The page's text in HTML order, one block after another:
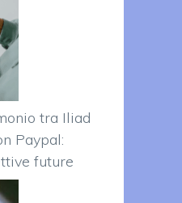
tra Iliad
Paypal:
future